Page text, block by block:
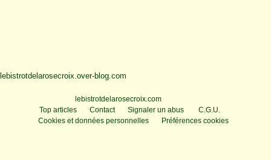
lebistrotdelarosecroix.over-blog.com
lebistrotdelarosecroix.com
Top articles
Contact Signaler un abus
C.G.U.
Cookies et données personnelles
Préférences cookies